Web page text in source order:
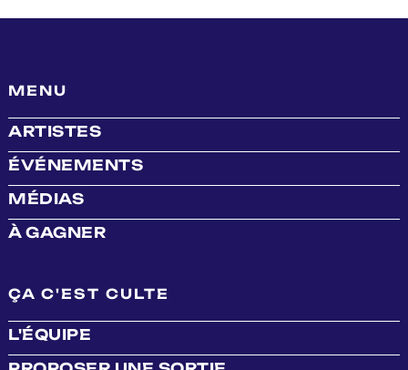
MENU
ARTISTES
ÉVÉNEMENTS
MÉDIAS
À GAGNER
ÇA C'EST CULTE
L'ÉQUIPE